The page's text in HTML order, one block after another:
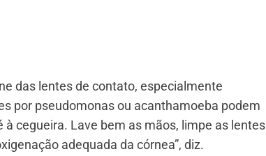
das lentes de contato, especialmente
por pseudomonas ou acanthamoeba podem
cegueira. Lave bem as mãos, limpe as lentes
adequada da córnea”, diz.